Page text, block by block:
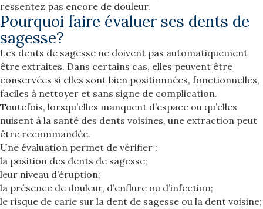
ressentez pas encore de douleur.
Pourquoi faire évaluer ses dents de
sagesse?
Les dents de sagesse ne doivent pas automatiquement
être extraites. Dans certains cas, elles peuvent être
conservées si elles sont bien positionnées, fonctionnelles,
faciles à nettoyer et sans signe de complication.
Toutefois, lorsqu’elles manquent d’espace ou qu’elles
nuisent à la santé des dents voisines, une extraction peut
être recommandée.
Une évaluation permet de vérifier :
la position des dents de sagesse;
leur niveau d’éruption;
la présence de douleur, d’enflure ou d’infection;
le risque de carie sur la dent de sagesse ou la dent voisine;